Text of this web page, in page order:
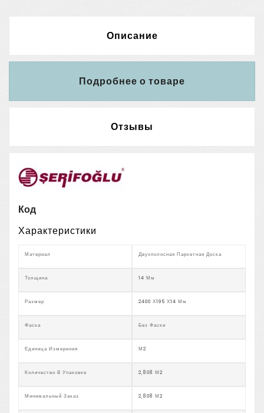
Описание
Подробнее о товаре
Отзывы
Код
Характеристики
Материал Двухполосная Паркетная Доска
Толщина 14 Мм
Размер 2400 Х195 Х14 Мм
Фаска Без Фаски
Единица Измерения М2
Количество В Упаковке 2,808 М2
Минимальный Заказ 2,808 М2